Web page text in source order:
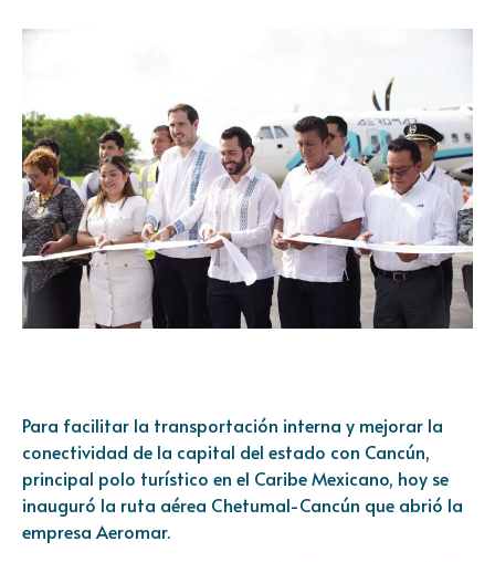
Para facilitar la transportación interna y mejorar la
conectividad de la capital del estado con Cancún,
principal polo turístico en el Caribe Mexicano, hoy se
inauguró la ruta aérea Chetumal-Cancún que abrió la
empresa Aeromar.